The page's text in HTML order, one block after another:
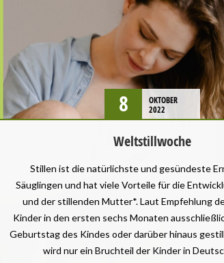
8
OKTOBER
2022
Weltstillwoche
Stillen ist die natürlichste und gesündeste
Säuglingen und hat viele Vorteile für die
und der stillenden Mutter*. Laut Empfehlung
Kinder in den ersten sechs Monaten
Geburtstag des Kindes oder darüber hinaus
wird nur ein Bruchteil der Kinder in